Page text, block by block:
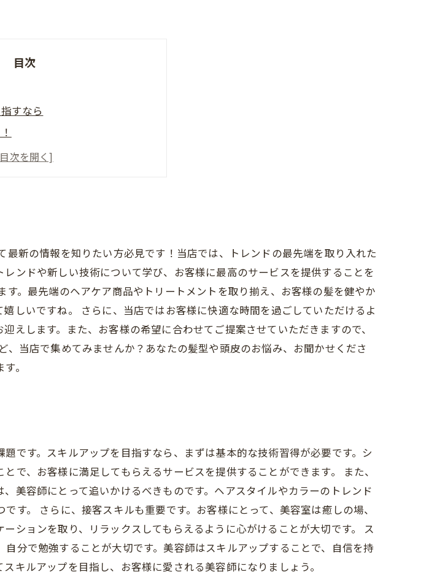
目次
すなら
新の情報を知りたい方必見です！当店では、トレンドの最先端を取り入れた
ンドや新しい技術について学び、お客様に最高のサービスを提供することを
。最先端のヘアケア商品やトリートメントを取り揃え、お客様の髪を健やか
しいですね。 さらに、当店ではお客様に快適な時間を過ごしていただけるよ
えします。また、お客様の希望に合わせてご提案させていただきますので、
当店で集めてみませんか？あなたの髪型や頭皮のお悩み、お聞かせくださ
。
です。スキルアップを目指すなら、まずは基本的な技術習得が必要です。シ
で、お客様に満足してもらえるサービスを提供することができます。 また、
美容師にとって追いかけるべきものです。ヘアスタイルやカラーのトレンド
す。 さらに、接客スキルも重要です。お客様にとって、美容室は癒しの場、
ションを取り、リラックスしてもらえるように心がけることが大切です。 ス
分で勉強することが大切です。美容師はスキルアップすることで、自信を持
キルアップを目指し、お客様に愛される美容師になりましょう。